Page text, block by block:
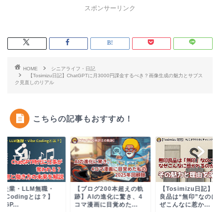
スポンサーリンク
HOME
シニアライフ・日記
【Tosimizu日記】ChatGPTに月3000円課金するべき？画像生成の魅力とサブス
ク見直しのリアル
こちらの記事もおすすめ！
失業・LLM無職・
Codingとは？】
【ブログ200本超えの軌
跡】AIの進化に驚き、4
コマ漫画に目覚めた...
【Tosimizu日記】
良品は“無印”なのに
ぜこんなに惹か...